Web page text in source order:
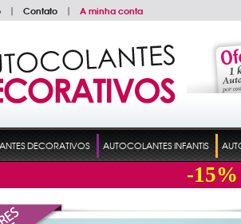
| Contato | A minha conta
DECORATIVOS AUTOCOLANTES INFANTIS
-15%